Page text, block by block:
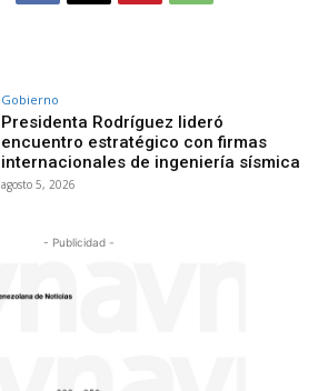
Gobierno
Presidenta Rodríguez lideró
encuentro estratégico con firmas
internacionales de ingeniería sísmica
agosto 5, 2026
- Publicidad -